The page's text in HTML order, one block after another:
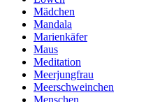
Mädchen
Mandala
Marienkäfer
Maus
Meditation
Meerjungfrau
Meerschweinchen